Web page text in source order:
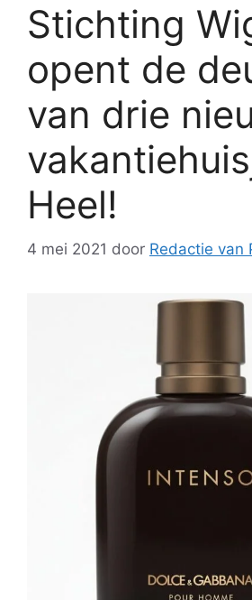
Stichting
opent de
van drie
Heel!
4 mei 2021 door Redactie van